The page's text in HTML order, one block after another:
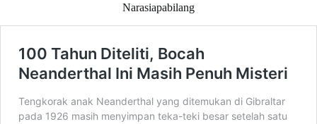
Narasiapabilang